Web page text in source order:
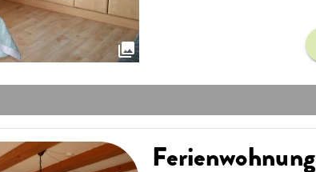
Ferienwohnung